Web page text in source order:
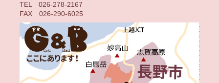
TEL 026-278-2167
FAX 026-290-6025